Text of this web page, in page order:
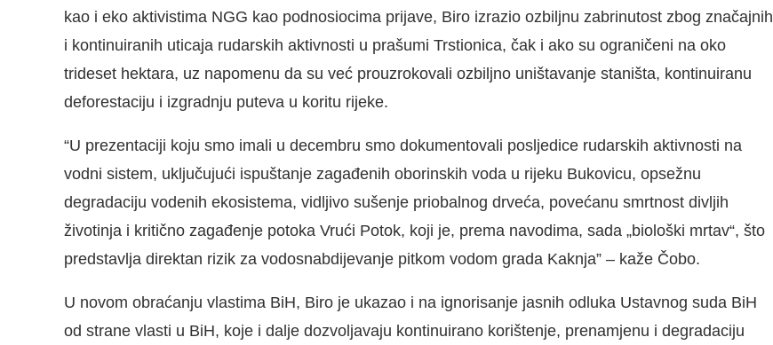
kao i eko aktivistima NGG kao podnosiocima prijave, Biro izrazio ozbiljnu zabrinutost zbog značajnih
i kontinuiranih uticaja rudarskih aktivnosti u prašumi Trstionica, čak i ako su ograničeni na oko
trideset hektara, uz napomenu da su već prouzrokovali ozbiljno uništavanje staništa, kontinuiranu
deforestaciju i izgradnju puteva u koritu rijeke.
“U prezentaciji koju smo imali u decembru smo dokumentovali posljedice rudarskih aktivnosti na
vodni sistem, uključujući ispuštanje zagađenih oborinskih voda u rijeku Bukovicu, opsežnu
degradaciju vodenih ekosistema, vidljivo sušenje priobalnog drveća, povećanu smrtnost divljih
životinja i kritično zagađenje potoka Vrući Potok, koji je, prema navodima, sada „biološki mrtav“, što
predstavlja direktan rizik za vodosnabdijevanje pitkom vodom grada Kaknja” – kaže Čobo.
U novom obraćanju vlastima BiH, Biro je ukazao i na ignorisanje jasnih odluka Ustavnog suda BiH
od strane vlasti u BiH, koje i dalje dozvoljavaju kontinuirano korištenje, prenamjenu i degradaciju